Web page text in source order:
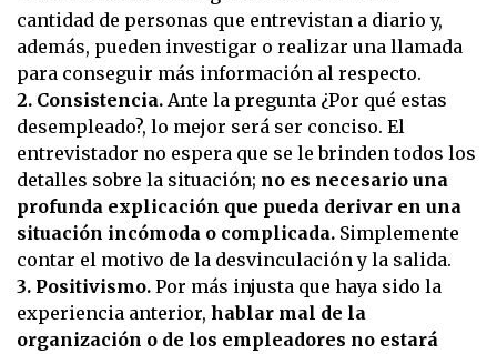
cantidad de personas que entrevistan a diario y,
además, pueden investigar o realizar una llamada
para conseguir más información al respecto.
2. Consistencia. Ante la pregunta ¿Por qué estas
desempleado?, lo mejor será ser conciso. El
entrevistador no espera que se le brinden todos los
detalles sobre la situación; no es necesario una
profunda explicación que pueda derivar en una
situación incómoda o complicada. Simplemente
contar el motivo de la desvinculación y la salida.
3. Positivismo. Por más injusta que haya sido la
experiencia anterior, hablar mal de la
organización o de los empleadores no estará